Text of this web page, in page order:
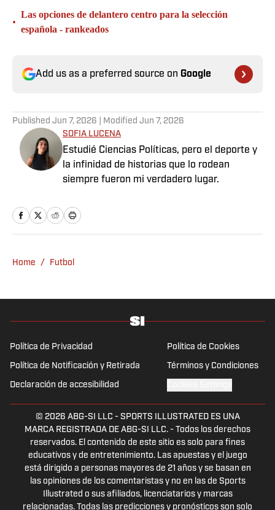
•
Las opciones de delantero centro para la selección
española - rankeados
Add us as a preferred source on Google
Published Jun 7, 2026 | Modified Jun 7, 2026
SOFIA LUCENA
Estudié Ciencias Políticas, pero el deporte y
la infinidad de historias que lo rodean
siempre fueron mi verdadero lugar.
Home / Futbol
Política de Privacidad Política de Cookies
Política de Notificación y Retirada Términos y Condiciones
Declaración de accesibilidad
© 2026 ABG-SI LLC - SPORTS ILLUSTRATED ES UNA
MARCA REGISTRADA DE ABG-SI LLC. - Todos los derechos
reservados. El contenido de este sitio es solo para fines
educativos y de entretenimiento. Las apuestas y el juego
está dirigido a personas mayores de 21 años y se basan en
las opiniones de los comentaristas y no en las de Sports
Illustrated o sus afiliados, licenciatarios y marcas
relacionadas. Todas las predicciones y pronósticos son solo